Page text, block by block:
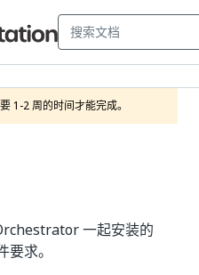
1-2 周的时间才能完成。
一起安装的
求。